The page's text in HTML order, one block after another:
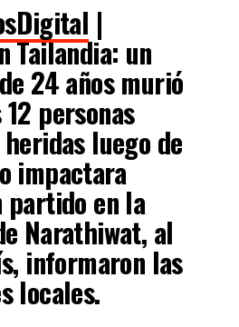
|
Tailandia: un
24 años murió
personas
luego de
impactara
partido en la
Narathiwat, al
informaron las
locales.